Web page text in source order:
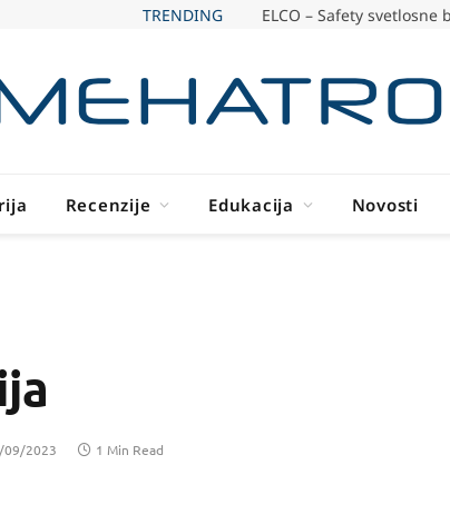
TRENDING ELCO – Safety svetlosne
Recenzije Edukacija Novosti
09/2023 1 Min Read